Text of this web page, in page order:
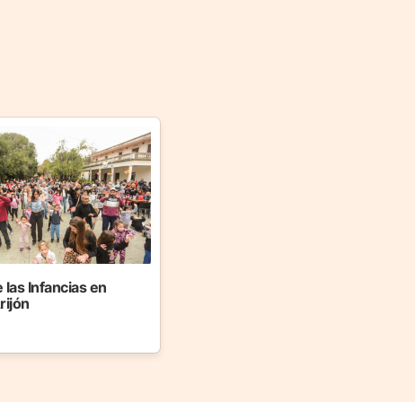
las Infancias en